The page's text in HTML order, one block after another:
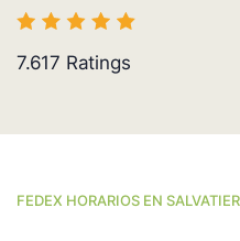
7.617 Ratings
FEDEX HORARIOS EN